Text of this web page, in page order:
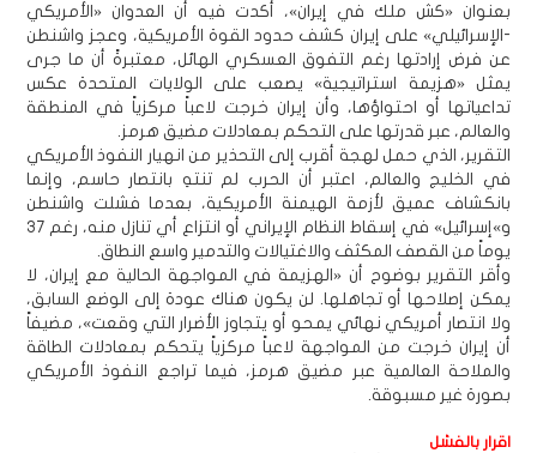
بعنوان «كش ملك في إيران»، أكدت فيه أن العدوان «الأمريكي
-الإسرائيلي» على إيران كشف حدود القوة الأمريكية، وعجز واشنطن
عن فرض إرادتها رغم التفوق العسكري الهائل، معتبرةً أن ما جرى
يمثل «هزيمة استراتيجية» يصعب على الولايات المتحدة عكس
تداعياتها أو احتواؤها، وأن إيران خرجت لاعباً مركزياً في المنطقة
والعالم، عبر قدرتها على التحكم بمعادلات مضيق هرمز.
التقرير، الذي حمل لهجة أقرب إلى التحذير من انهيار النفوذ الأمريكي
في الخليج والعالم، اعتبر أن الحرب لم تنتهِ بانتصار حاسم، وإنما
بانكشاف عميق لأزمة الهيمنة الأمريكية، بعدما فشلت واشنطن
و»إسرائيل» في إسقاط النظام الإيراني أو انتزاع أي تنازل منه، رغم 37
يوماً من القصف المكثف والاغتيالات والتدمير واسع النطاق.
وأقر التقرير بوضوح أن «الهزيمة في المواجهة الحالية مع إيران، لا
يمكن إصلاحها أو تجاهلها. لن يكون هناك عودة إلى الوضع السابق،
ولا انتصار أمريكي نهائي يمحو أو يتجاوز الأضرار التي وقعت»، مضيفاً
أن إيران خرجت من المواجهة لاعباً مركزياً يتحكم بمعادلات الطاقة
والملاحة العالمية عبر مضيق هرمز، فيما تراجع النفوذ الأمريكي
بصورة غير مسبوقة.
اقرار بالفشل